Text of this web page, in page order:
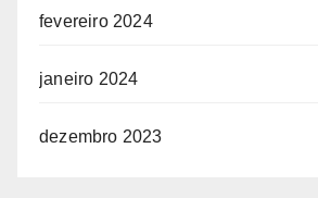
fevereiro 2024
janeiro 2024
dezembro 2023